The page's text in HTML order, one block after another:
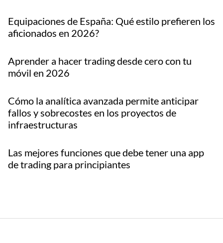
Equipaciones de España: Qué estilo prefieren los
aficionados en 2026?
Aprender a hacer trading desde cero con tu
móvil en 2026
Cómo la analítica avanzada permite anticipar
fallos y sobrecostes en los proyectos de
infraestructuras
Las mejores funciones que debe tener una app
de trading para principiantes